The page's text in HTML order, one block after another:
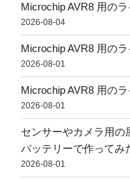
Microchip AVR8 用の
2026-08-04
Microchip AVR8 用の
2026-08-01
Microchip AVR8 用の
2026-08-01
センサーやカメラ用の
バッテリーで作ってみ
2026-08-01